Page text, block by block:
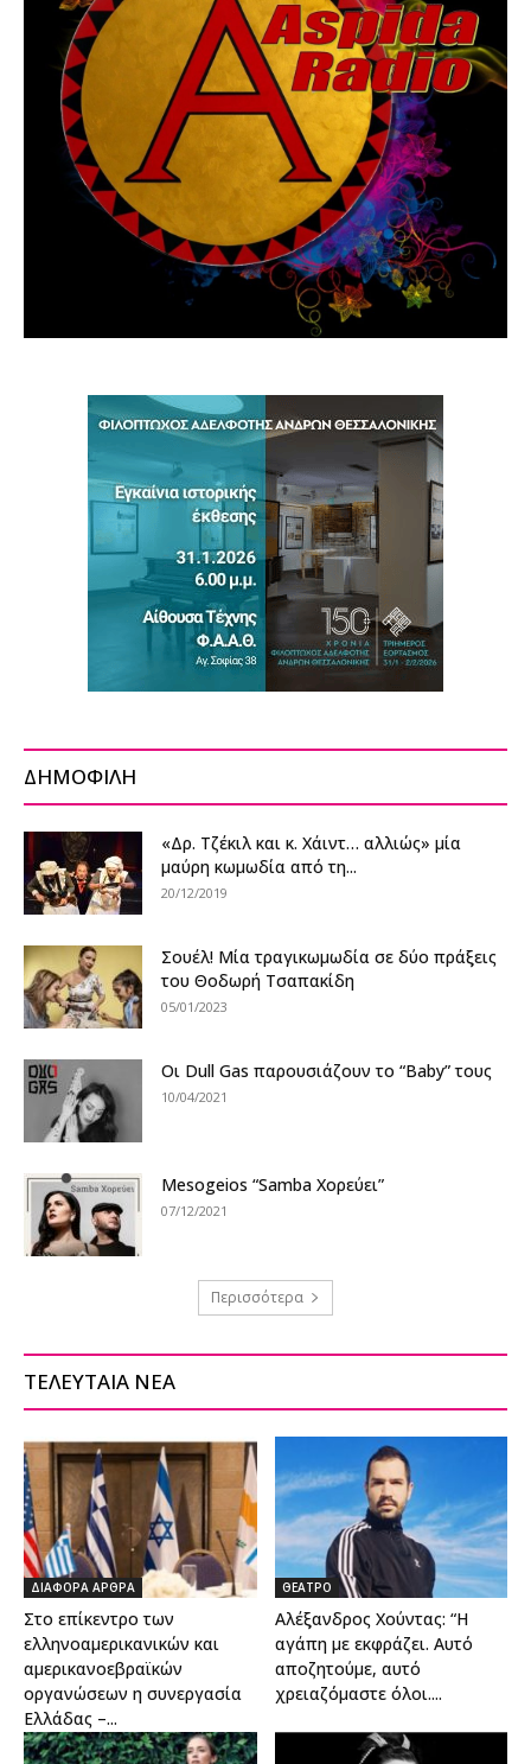
ΔΗΜΟΦΙΛΗ
«Δρ. Τζέκιλ και κ. Χάιντ… αλλιώς» μία
μαύρη κωμωδία από τη...
20/12/2019
Σουέλ! Μία τραγικωμωδία σε δύο πράξεις
του Θοδωρή Τσαπακίδη
05/01/2023
Οι Dull Gas παρουσιάζουν το “Baby” τους
10/04/2021
Mesogeios “Samba Χορεύει”
07/12/2021
Περισσότερα
ΤΕΛΕΥΤΑΙΑ ΝΕΑ
ΔΙΑΦΟΡΑ ΑΡΘΡΑ
Στο επίκεντρο των
ελληνοαμερικανικών και
αμερικανοεβραϊκών
οργανώσεων η συνεργασία
Ελλάδας –...
ΘΕΑΤΡΟ
Αλέξανδρος Χούντας: “Η
αγάπη με εκφράζει. Αυτό
αποζητούμε, αυτό
χρειαζόμαστε όλοι....